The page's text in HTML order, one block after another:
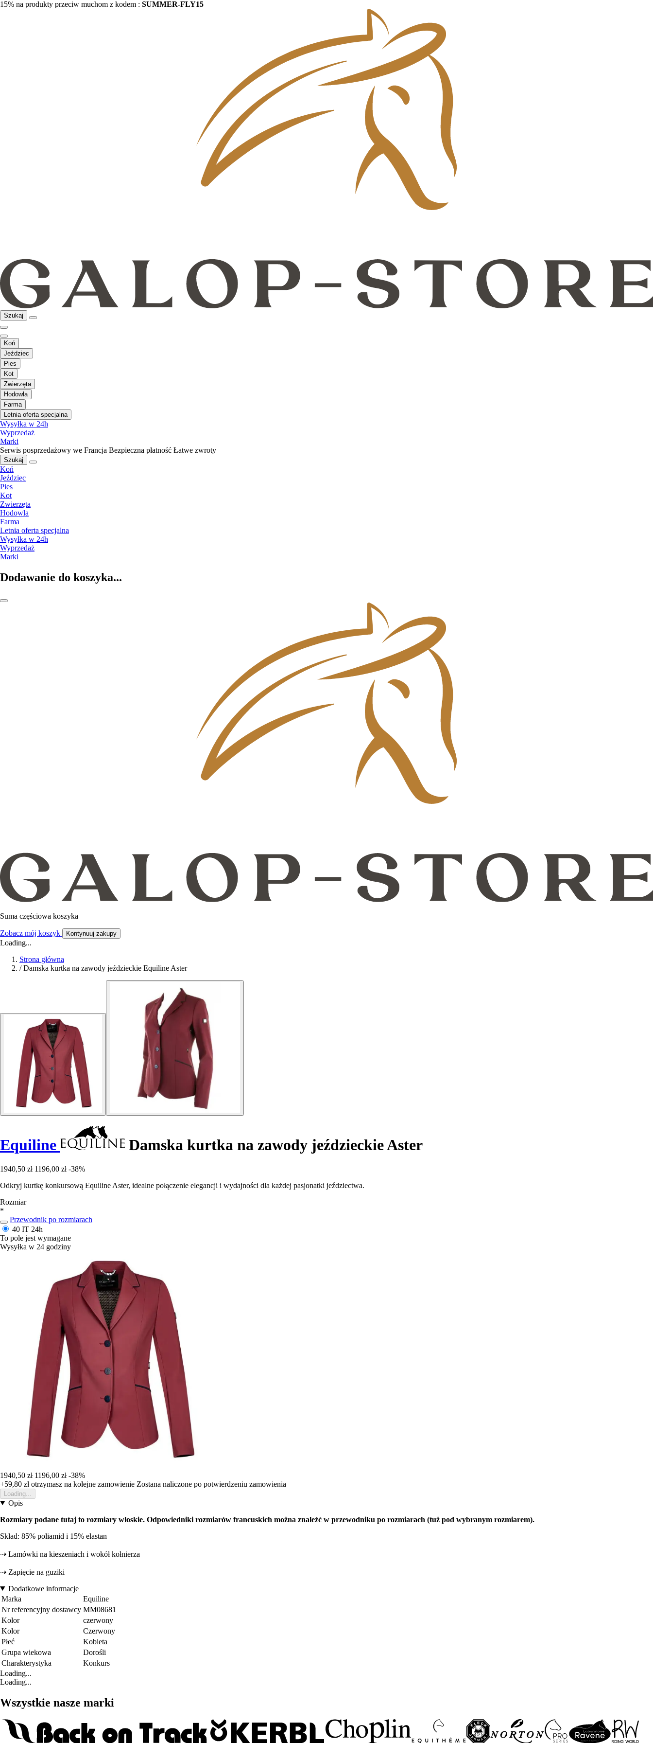
15% na produkty przeciw muchom z kodem : SUMMER-FLY15
Szukaj
Koń
Jeździec
Pies
Kot
Zwierzęta
Hodowla
Farma
Letnia oferta specjalna
Wysyłka w 24h
Wyprzedaż
Marki
Serwis posprzedażowy we Francja Bezpieczna płatność Łatwe zwroty
Szukaj
Koń
Jeździec
Pies
Kot
Zwierzęta
Hodowla
Farma
Letnia oferta specjalna
Wysyłka w 24h
Wyprzedaż
Marki
Dodawanie do koszyka...
Suma częściowa koszyka
Zobacz mój koszyk Kontynuuj zakupy
Loading...
Strona główna
/ Damska kurtka na zawody jeździeckie Equiline Aster
Equiline Damska kurtka na zawody jeździeckie Aster
1940,50 zł 1196,00 zł -38%
Odkryj kurtkę konkursową Equiline Aster, idealne połączenie elegancji i wydajności dla każdej pasjonatki jeździectwa.
Rozmiar
*
Przewodnik po rozmiarach
40 IT 24h
To pole jest wymagane
Wysyłka w 24 godziny
1940,50 zł 1196,00 zł -38%
+59,80 złotrzymasz na kolejne zamowienie Zostana naliczone po potwierdzeniu zamowienia
Loading...
Opis
Rozmiary podane tutaj to rozmiary włoskie. Odpowiedniki rozmiarów francuskich można znaleźć w przewodniku po rozmiarach (tuż pod wybranym rozmiarem).
Skład: 85% poliamid i 15% elastan
⇢ Lamówki na kieszeniach i wokół kołnierza
⇢ Zapięcie na guziki
Dodatkowe informacje
Marka
Equiline
Nr referencyjny dostawcy MM08681
Kolor
czerwony
Kolor
Czerwony
Płeć
Kobieta
Grupa wiekowa
Dorośli
Charakterystyka
Konkurs
Loading...
Loading...
Wszystkie nasze marki